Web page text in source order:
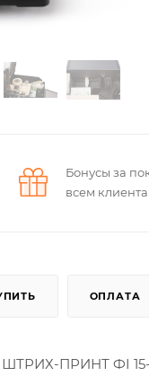
Бонусы за
всем
ОПЛАТА
ПРИНТ ФI 15-